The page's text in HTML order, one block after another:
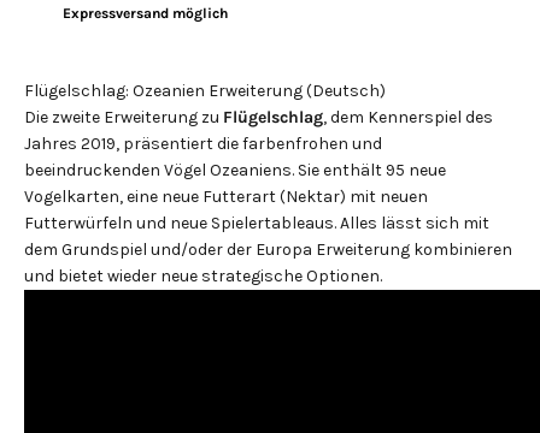
Expressversand möglich
Flügelschlag: Ozeanien Erweiterung (Deutsch)
Die zweite Erweiterung zu Flügelschlag, dem Kennerspiel des
Jahres 2019, präsentiert die farbenfrohen und
beeindruckenden Vögel Ozeaniens. Sie enthält 95 neue
Vogelkarten, eine neue Futterart (Nektar) mit neuen
Futterwürfeln und neue Spielertableaus. Alles lässt sich mit
dem Grundspiel und/oder der Europa Erweiterung kombinieren
und bietet wieder neue strategische Optionen.